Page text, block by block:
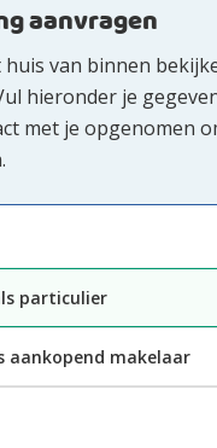
aanvragen
van binnen
hieronder je
met je opgenomen
particulier
aankopend makelaar